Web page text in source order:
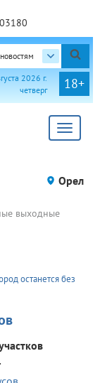
18+
2026 г.
четверг
Toggle
Орел
выходные
останется без